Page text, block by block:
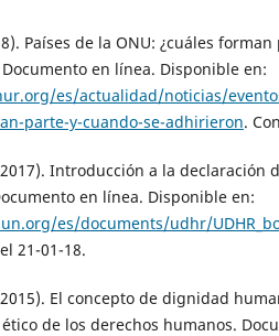
Países de la ONU: ¿cuáles
en línea. Disponible en:
es/actualidad/noticias/
parte-y-cuando-se-adhirieron.
Introducción a la declaración
en línea. Disponible en:
es/documents/udhr/
21-01-18.
El concepto de dignidad
de los derechos humanos.